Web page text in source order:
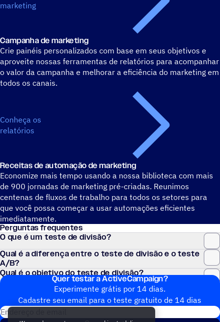
marketing
Campanha de marketing
Crie painéis personalizados com base em seus objetivos e
aproveite nossas ferramentas de relatórios para acompanhar
o valor da campanha e melhorar a eficiência do marketing em
todos os canais.
Conheça os
relatórios
Receitas de automação de marketing
Economize mais tempo usando a nossa biblioteca com mais
de 900 jornadas de marketing pré-criadas. Reunimos
centenas de fluxos de trabalho para todos os setores para
que você possa começar a usar automações eficientes
imediatamente.
Perguntas frequentes
O que é um teste de divisão?
Qual é a diferença entre o teste de divisão e o teste
A/B?
Qual é o objetivo do teste de divisão?
Quer testar a ActiveCampaign?
Experimente grátis por 14 dias.
Cadastre seu email para o teste gratuito de 14 dias
Endereço de email